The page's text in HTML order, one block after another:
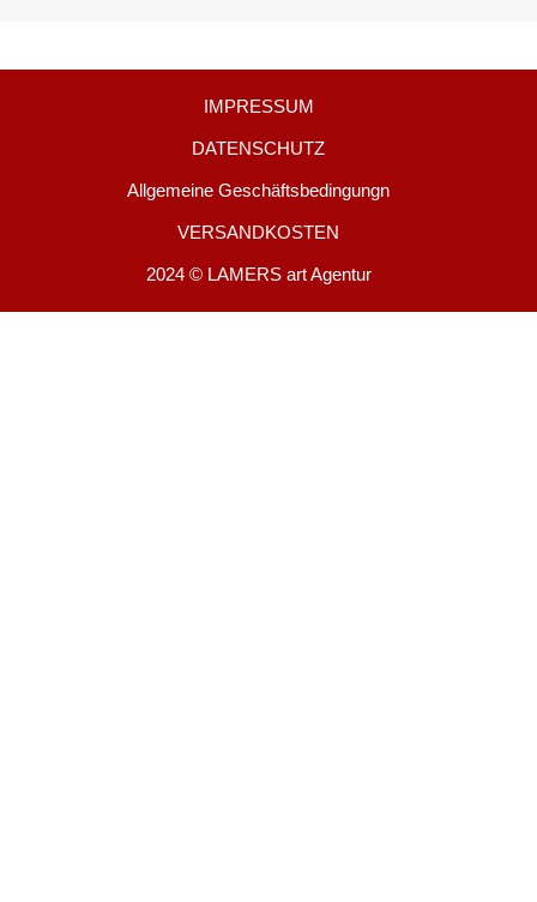
IMPRESSUM
DATENSCHUTZ
Allgemeine Geschäftsbedingungn
VERSANDKOSTEN
2024 © LAMERS art Agentur